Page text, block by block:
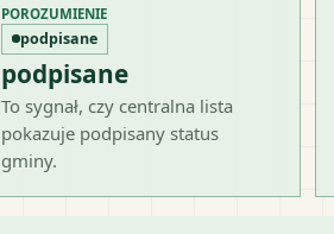
POROZUMIENIE
podpisane
podpisane
To sygnał, czy centralna lista
pokazuje podpisany status
gminy.